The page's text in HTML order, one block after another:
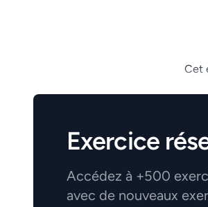
Cet
Exercice
Accédez à +500
avec de nouveaux